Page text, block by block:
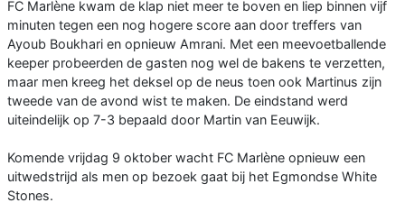
FC Marlène kwam de klap niet meer te boven en liep binnen vijf
minuten tegen een nog hogere score aan door treffers van
Ayoub Boukhari en opnieuw Amrani. Met een meevoetballende
keeper probeerden de gasten nog wel de bakens te verzetten,
maar men kreeg het deksel op de neus toen ook Martinus zijn
tweede van de avond wist te maken. De eindstand werd
uiteindelijk op 7-3 bepaald door Martin van Eeuwijk.
Komende vrijdag 9 oktober wacht FC Marlène opnieuw een
uitwedstrijd als men op bezoek gaat bij het Egmondse White
Stones.